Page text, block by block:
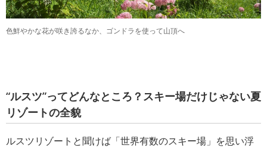
色鮮やかな花が咲き誇るなか、ゴンドラを使って山頂へ
“ルスツ”ってどんなところ？スキー場だけじゃない夏
リゾートの全貌
ルスツリゾートと聞けば「世界有数のスキー場」を思い浮